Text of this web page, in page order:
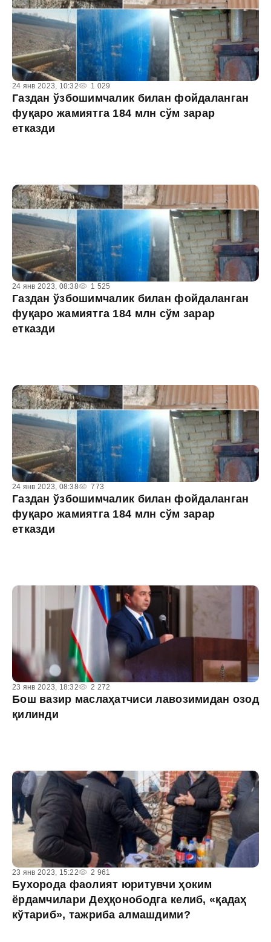
24 янв 2023, 10:32 1 029
Газдан ўзбошимчалик билан фойдаланган
фуқаро жамиятга 184 млн сўм зарар
етказди
24 янв 2023, 08:38 1 525
Газдан ўзбошимчалик билан фойдаланган
фуқаро жамиятга 184 млн сўм зарар
етказди
24 янв 2023, 08:38 773
Газдан ўзбошимчалик билан фойдаланган
фуқаро жамиятга 184 млн сўм зарар
етказди
23 янв 2023, 18:32 2 272
Бош вазир маслаҳатчиси лавозимидан озод
қилинди
23 янв 2023, 15:22 2 961
Бухорода фаолият юритувчи ҳоким
ёрдамчилари Деҳқонободга келиб, «қадаҳ
кўтариб», тажриба алмашдими?